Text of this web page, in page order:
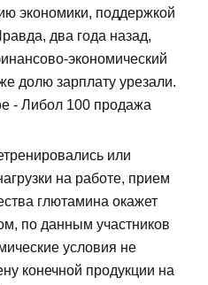
экономики, поддержкой
два года назад,
экономический
долю зарплату урезали.
- Либол 100 продажа
или
на работе, прием
глютамина окажет
по данным участников
условия не
конечной продукции на